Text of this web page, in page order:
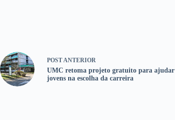
POSTANTERIOR
UMC retoma projeto gratuito para ajudar
jovens na escolha da carreira